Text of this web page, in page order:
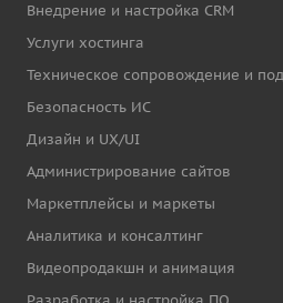
Внедрение и настройка CRM
Услуги хостинга
Техническое сопровождение и
Безопасность ИС
Дизайн и UX/UI
Администрирование сайтов
Маркетплейсы и маркеты
Аналитика и консалтинг
Видеопродакшн и анимация